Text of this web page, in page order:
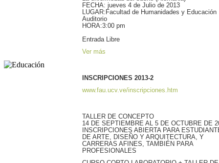
FECHA: jueves 4 de Julio de 2013
LUGAR:Facultad de Humanidades y Educación
Auditorio
HORA:3:00 pm
Entrada Libre
Ver más
INSCRIPCIONES 2013-2
www.fau.ucv.ve/inscripciones.htm
TALLER DE CONCEPTO
14 DE SEPTIEMBRE AL 5 DE OCTUBRE DE
INSCRIPCIONES ABIERTA PARA
DE ARTE, DISEÑO Y ARQUITECTURA, Y
CARRERAS AFINES, TAMBIÉN PARA
PROFESIONALES